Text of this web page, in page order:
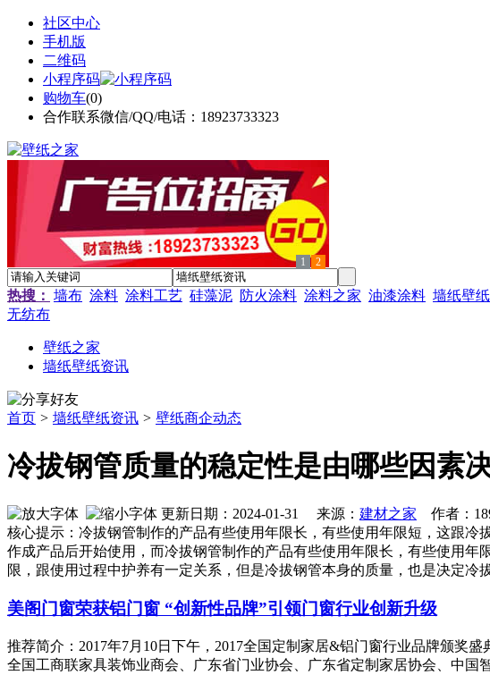
社区中心
手机版
二维码
小程序码
购物车(0)
合作联系微信/QQ/电话：18923733323
1 2
热搜： 墙布 涂料 涂料工艺 硅藻泥 防火涂料 涂料之家 油漆涂料 墙纸壁
无纺布
壁纸之家
墙纸壁纸资讯
首页 > 墙纸壁纸资讯 > 壁纸商企动态
冷拔钢管质量的稳定性是由哪些因素
更新日期：2024-01-31 来源： 建材之家 作者：
核心提示：冷拔钢管制作的产品有些使用年限长，有些使用年限短，这跟
作成产品后开始使用，而冷拔钢管制作的产品有些使用年限长，有些使用
限，跟使用过程中护养有一定关系，但是冷拔钢管本身的质量，也是决定冷
美阁门窗荣获铝门窗 “创新性品牌”引领门窗行业创新升级
推荐简介：2017年7月10日下午，2017全国定制家居&铝门窗行业品牌颁奖
全国工商联家具装饰业商会、广东省门业协会、广东省定制家居协会、中国